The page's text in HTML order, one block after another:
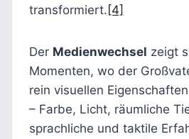
transformiert. [4]
Der Medienwechsel zeigt
Momenten, wo der
rein visuellen
– Farbe, Licht, räumliche
sprachliche und taktile